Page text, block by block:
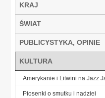
KRAJ
ŚWIAT
PUBLICYSTYKA, OPINIE
KULTURA
Amerykanie i Litwini na Jazz
Piosenki o smutku i nadziei